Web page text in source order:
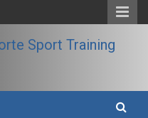
deporte